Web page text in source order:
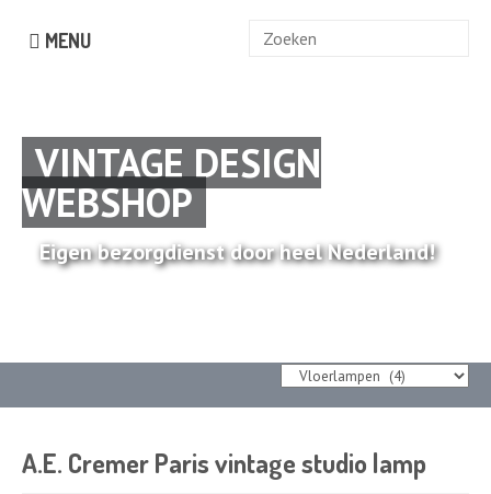
MENU
Zoek
VINTAGE DESIGN
WEBSHOP
Eigen bezorgdienst door heel Nederland!
A.E. Cremer Paris vintage studio lamp